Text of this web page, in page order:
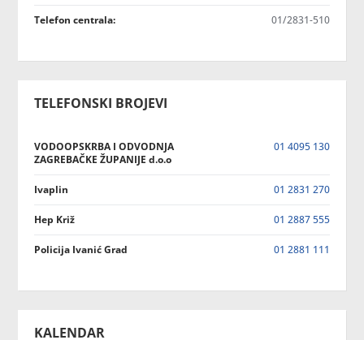
Telefon centrala: 01/2831-510
TELEFONSKI BROJEVI
VODOOPSKRBA I ODVODNJA
ZAGREBAČKE ŽUPANIJE d.o.o
01 4095 130
Ivaplin 01 2831 270
Hep Križ 01 2887 555
Policija Ivanić Grad 01 2881 111
KALENDAR